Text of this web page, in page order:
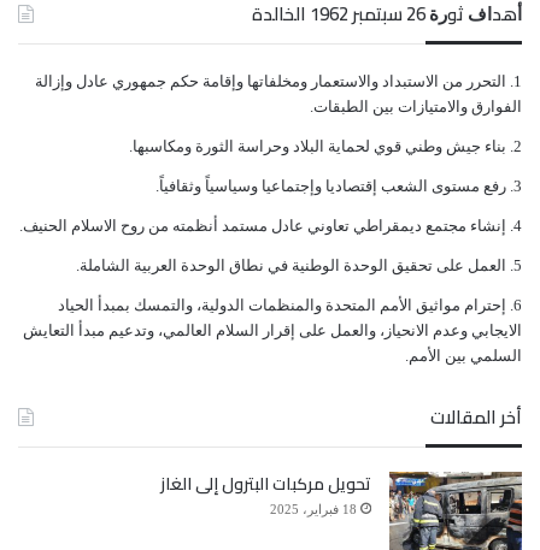
واعتبر أن ما يحدث في ميناء المخا هو نموذج لكل اليمنيين
حول ما يمكن القيام به لعودة اليمن إلى ما كانت عليه في
ومن المقرر أن يقوم الممثل المقيم للأمم المتحدة منسق
الشؤون الإنسانية في اليمن، بزيارة عدد من مخيمات
النازحين للاطلاع على الأوضاع الإنسانية والاستماع إلى
احتياجاتهم المعيشية عن قرب.
من جانبه استعرض مدير مديرية المخا “باسم الزريقي”
قائمة بالاحتياجات الضرورية للمديرية في مجالات الصحة
والتعليم والمياه.
ﺃﻫﺪﺍﻑ ﺛﻮﺭﺓ 26 ﺳﺒﺘﻤﺒﺮ 1962 الخالدة
ﺍﻟﺘﺤﺮﺭ ﻣﻦ ﺍﻻﺳﺘﺒﺪﺍﺩ ﻭﺍﻻﺳﺘﻌﻤﺎﺭ ﻭﻣﺨﻠﻔﺎﺗﻬﺎ ﻭﺇﻗﺎﻣﺔ ﺣﻜﻢ ﺟﻤﻬﻮﺭﻱ ﻋﺎﺩﻝ ﻭﺇﺯﺍﻟﺔ
ﺍﻟﻔﻮﺍﺭﻕ ﻭﺍﻻﻣﺘﻴﺎﺯﺍﺕ ﺑﻴﻦ ﺍﻟﻄﺒﻘﺎﺕ.
ﺑﻨﺎﺀ ﺟﻴﺶ ﻭﻃﻨﻲ ﻗﻮﻱ ﻟﺤﻤﺎﻳﺔ ﺍﻟﺒﻼﺩ ﻭﺣﺮﺍﺳﺔ ﺍﻟﺜﻮﺭﺓ ﻭﻣﻜﺎﺳﺒﻬﺎ.
ﺭﻓﻊ ﻣﺴﺘﻮﻯ ﺍﻟﺸﻌﺐ ﺇﻗﺘﺼﺎﺩﻳﺎ ﻭﺇﺟﺘﻤﺎﻋﻴﺎ ﻭﺳﻴﺎﺳﻴﺎً ﻭﺛﻘﺎﻓﻴﺎً.
ﺇﻧﺸﺎﺀ ﻣﺠﺘﻤﻊ ﺩﻳﻤﻘﺮﺍﻃﻲ ﺗﻌﺎﻭﻧﻲ ﻋﺎﺩﻝ ﻣﺴﺘﻤﺪ ﺃﻧﻈﻤﺘﻪ ﻣﻦ ﺭﻭﺡ ﺍﻻﺳﻼﻡ ﺍﻟﺤﻨﻴﻒ.
ﺍﻟﻌﻤﻞ ﻋﻠﻰ ﺗﺤﻘﻴﻖ ﺍﻟﻮﺣﺪﺓ ﺍﻟﻮﻃﻨﻴﺔ ﻓﻲ ﻧﻄﺎﻕ ﺍﻟﻮﺣﺪﺓ ﺍﻟﻌﺮﺑﻴﺔ ﺍﻟﺸﺎﻣﻠﺔ.
ﺇﺣﺘﺮﺍﻡ ﻣﻮﺍﺛﻴﻖ الأﻣﻢ ﺍﻟﻤﺘﺤﺪﺓ ﻭﺍﻟﻤﻨﻈﻤﺎﺕ ﺍﻟﺪﻭﻟﻴﺔ، ﻭﺍﻟﺘﻤﺴﻚ ﺑﻤﺒﺪﺃ ﺍﻟﺤﻴﺎﺩ
ﺍﻻﻳﺠﺎﺑﻲ ﻭﻋﺪﻡ ﺍﻻﻧﺤﻴﺎﺯ، ﻭﺍﻟﻌﻤﻞ ﻋﻠﻰ ﺇﻗﺮﺍﺭ ﺍﻟﺴﻼﻡ ﺍﻟﻌﺎﻟﻤﻲ، ﻭﺗﺪﻋﻴﻢ ﻣﺒﺪﺃ ﺍﻟﺘﻌﺎﻳﺶ
ﺍﻟﺴﻠﻤﻲ ﺑﻴﻦ ﺍﻷﻣﻢ.
أخر المقالات
تحويل مركبات البترول إلى الغاز
18 فبراير، 2025